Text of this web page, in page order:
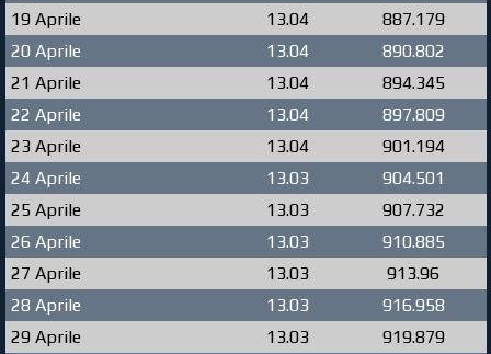
19 Aprile
13.04
887.179
20 Aprile
13.04
890.802
21 Aprile
13.04
894.345
22 Aprile
13.04
897.809
23 Aprile
13.04
901.194
24 Aprile
13.03
904.501
25 Aprile
13.03
907.732
26 Aprile
13.03
910.885
27 Aprile
13.03
913.96
28 Aprile
13.03
916.958
29 Aprile
13.03
919.879